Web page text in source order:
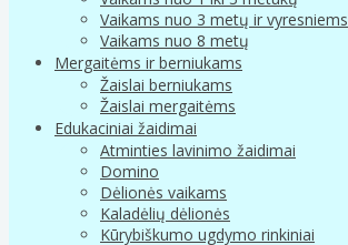
Vaikams nuo 3 metų ir vyresniems
Vaikams nuo 8 metų
Mergaitėms ir berniukams
Žaislai berniukams
Žaislai mergaitėms
Edukaciniai žaidimai
Atminties lavinimo žaidimai
Domino
Dėlionės vaikams
Kaladėlių dėlionės
Kūrybiškumo ugdymo rinkiniai